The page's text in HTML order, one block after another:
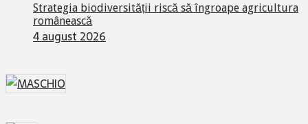
Strategia biodiversității riscă să îngroape agricultura
românească
4 august 2026